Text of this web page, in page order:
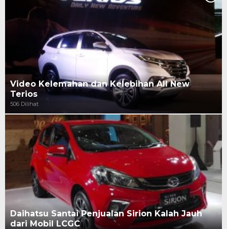
Video Kelemahan dan Kelebihan All New
Terios
506 Dilihat
Daihatsu Santai Penjualan Sirion Kalah Jauh
dari Mobil LCGC